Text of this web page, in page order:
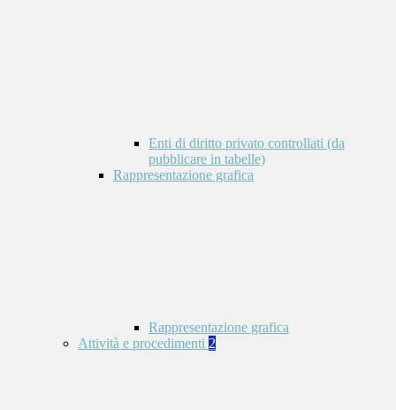
Enti di diritto privato controllati (da
pubblicare in tabelle)
Rappresentazione grafica
Rappresentazione grafica
Attività e procedimenti 2